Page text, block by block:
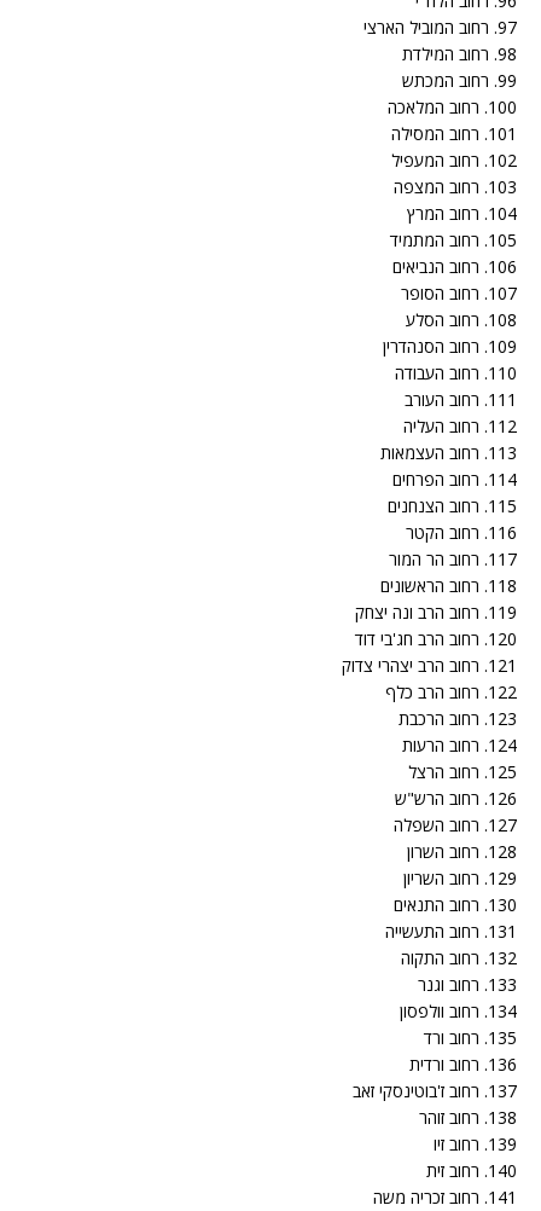
97. רחוב המוביל הארצי
98. רחוב המילדת
99. רחוב המכתש
100. רחוב המלאכה
101. רחוב המסילה
102. רחוב המעפיל
103. רחוב המצפה
104. רחוב המרץ
105. רחוב המתמיד
106. רחוב הנביאים
107. רחוב הסופר
108. רחוב הסלע
109. רחוב הסנהדרין
110. רחוב העבודה
111. רחוב העורב
112. רחוב העליה
113. רחוב העצמאות
114. רחוב הפרחים
115. רחוב הצנחנים
116. רחוב הקטר
117. רחוב הר המור
118. רחוב הראשונים
119. רחוב הרב ונה יצחק
120. רחוב הרב חג'בי דוד
121. רחוב הרב יצהרי צדוק
122. רחוב הרב כלף
123. רחוב הרכבת
124. רחוב הרעות
125. רחוב הרצל
126. רחוב הרש"ש
127. רחוב השפלה
128. רחוב השרון
129. רחוב השריון
130. רחוב התנאים
131. רחוב התעשייה
132. רחוב התקוה
133. רחוב וגנר
134. רחוב וולפסון
135. רחוב ורד
136. רחוב ורדית
137. רחוב ז'בוטינסקי זאב
138. רחוב זוהר
139. רחוב זיו
140. רחוב זית
141. רחוב זכריה משה